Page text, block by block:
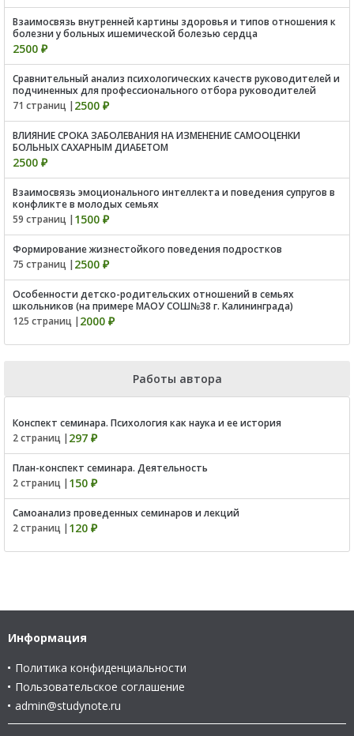
Взаимосвязь внутренней картины здоровья и типов отношения к
болезни у больных ишемической болезью сердца
2500 ₽
Сравнительный анализ психологических качеств руководителей и
подчиненных для профессионального отбора руководителей
71 страниц | 2500 ₽
ВЛИЯНИЕ СРОКА ЗАБОЛЕВАНИЯ НА ИЗМЕНЕНИЕ САМООЦЕНКИ
БОЛЬНЫХ САХАРНЫМ ДИАБЕТОМ
2500 ₽
Взаимосвязь эмоционального интеллекта и поведения супругов в
конфликте в молодых семьях
59 страниц | 1500 ₽
Формирование жизнестойкого поведения подростков
75 страниц | 2500 ₽
Особенности детско-родительских отношений в семьях
школьников (на примере МАОУ СОШ№38 г. Калининграда)
125 страниц | 2000 ₽
Работы автора
Конспект семинара. Психология как наука и ее история
2 страниц | 297 ₽
План-конспект семинара. Деятельность
2 страниц | 150 ₽
Самоанализ проведенных семинаров и лекций
2 страниц | 120 ₽
Информация
Политика конфиденциальности
Пользовательское соглашение
admin@studynote.ru